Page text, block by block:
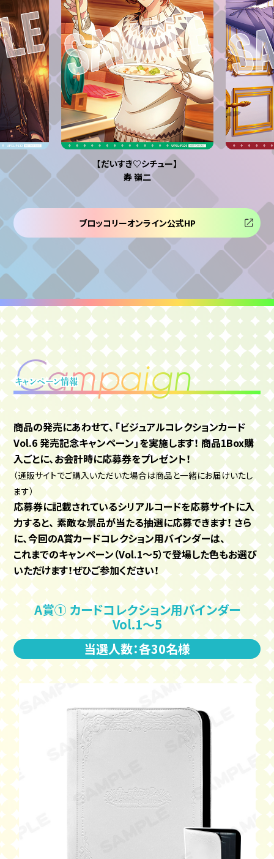
【だいすき♡シチュー】
寿 嶺二
ブロッコリーオンライン公式HP
Campaign
キャンペーン情報
商品の発売にあわせて、「ビジュアルコレクションカード
Vol.6 発売記念キャンペーン」を実施します！商品1Box購
入ごとに、お会計時に応募券をプレゼント！
（通販サイトでご購入いただいた場合は商品と一緒にお届けいたし
ます）
応募券に記載されているシリアルコードを応募サイトに入
力すると、素敵な景品が当たる抽選に応募できます！ さら
に、今回のA賞カードコレクション用バインダーは、
これまでのキャンペーン（Vol.1～5）で登場した色もお選び
いただけます！ぜひご参加ください！
A賞① カードコレクション用バインダー
Vol.1〜5
当選人数：各30名様